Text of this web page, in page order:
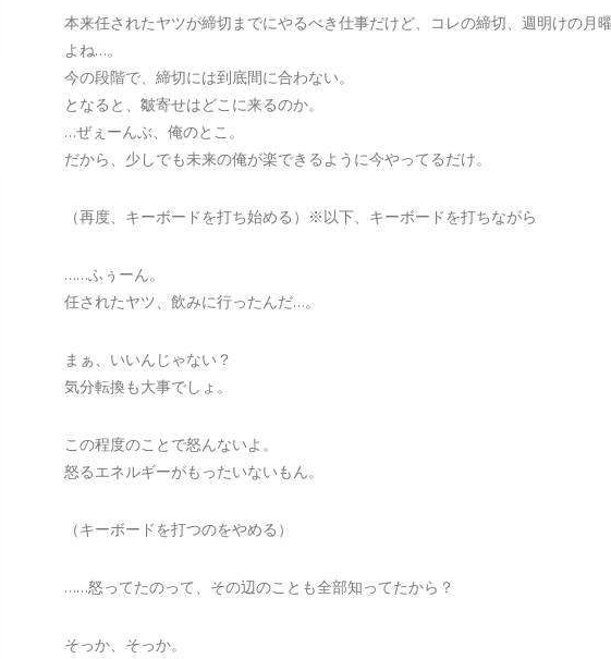
本来任されたヤツが締切までにやるべき仕事だけど、コレの締切、週明けの月
よね…。
今の段階で、締切には到底間に合わない。
となると、皺寄せはどこに来るのか。
…ぜぇーんぶ、俺のとこ。
だから、少しでも未来の俺が楽できるように今やってるだけ。
（再度、キーボードを打ち始める）※以下、キーボードを打ちながら
……ふぅーん。
任されたヤツ、飲みに行ったんだ…。
まぁ、いいんじゃない？
気分転換も大事でしょ。
この程度のことで怒んないよ。
怒るエネルギーがもったいないもん。
（キーボードを打つのをやめる）
……怒ってたのって、その辺のことも全部知ってたから？
そっか、そっか。